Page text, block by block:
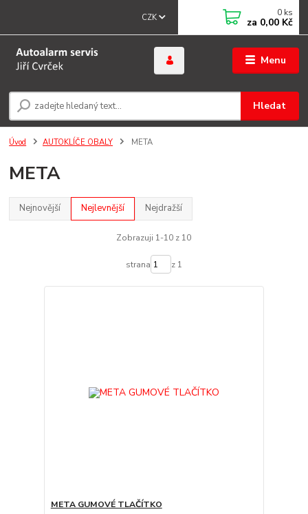
Menu
CZK
Hledat
0 ks
za 0,00 Kč
Úvod AUTOKLÍČE OBALY META
META
Nejnovější Nejlevnější Nejdražší
Zobrazuji 1-10 z 10
strana z 1
META GUMOVÉ TLAČÍTKO